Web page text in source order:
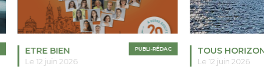
PUBLI-RÉDAC
ETRE BIEN
Le 12 juin 2026
TOUS
Le 12 juin 2026